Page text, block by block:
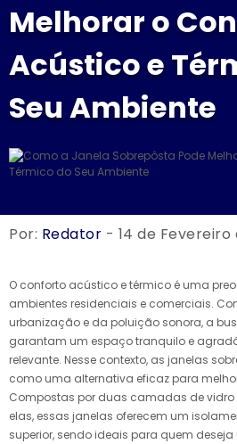
Melhorar o
Acústico e
Seu Ambiente
Por: Redator - 14 de Fevereiro
O conforto acústico e térmico é uma
ambientes residenciais e comerciais.
urbanização e da poluição sonora, a
garantam um espaço tranquilo e
relevante. Nesse contexto, as janelas
como uma alternativa eficaz para
Compostas por duas camadas de
elas, essas janelas oferecem um
superior, sendo ideais para quem